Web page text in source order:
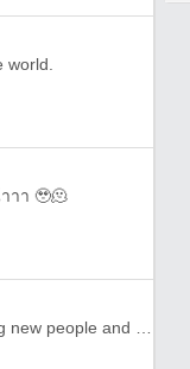
าา 🥹🫠